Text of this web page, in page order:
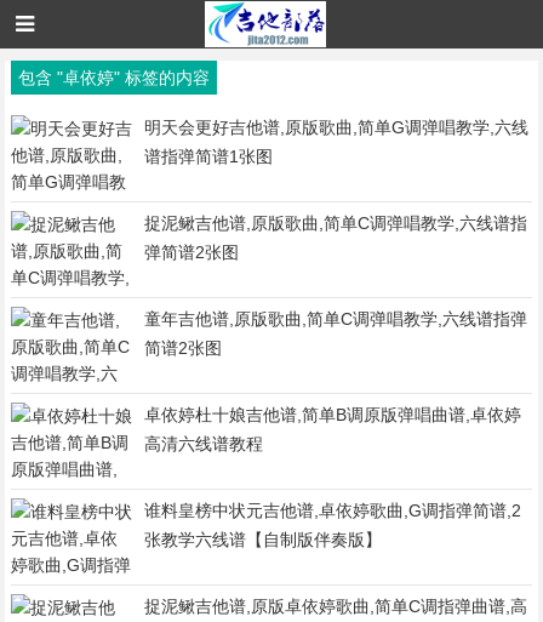
包含 "卓依婷" 标签的内容
明天会更好吉他谱,原版歌曲,简单G调弹唱教学,六线
谱指弹简谱1张图
捉泥鳅吉他谱,原版歌曲,简单C调弹唱教学,六线谱指
弹简谱2张图
童年吉他谱,原版歌曲,简单C调弹唱教学,六线谱指弹
简谱2张图
卓依婷杜十娘吉他谱,简单B调原版弹唱曲谱,卓依婷
高清六线谱教程
谁料皇榜中状元吉他谱,卓依婷歌曲,G调指弹简谱,2
张教学六线谱【自制版伴奏版】
捉泥鳅吉他谱,原版卓依婷歌曲,简单C调指弹曲谱,高